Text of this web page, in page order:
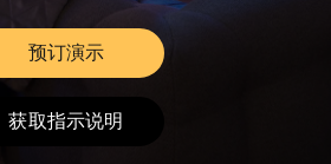
预订演示Link Opens in New Tab
获取指示说明Link Opens in New Tab